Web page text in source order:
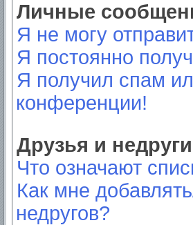
Личные
Я не могу
Я постоянно
Я получил спам
конференции!
Друзья и недруги
Что означают
Как мне
недругов?